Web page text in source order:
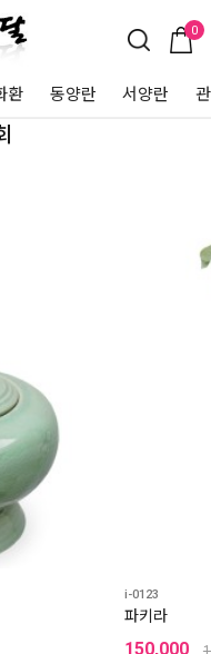
0
환 동양란 서양란
i-0123
파키라
150,000